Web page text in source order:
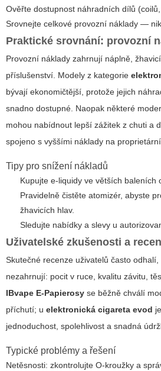
Ověřte dostupnost náhradních dílů
Srovnejte celkové provozní náklady —
Praktické srovnání: provozní
Provozní náklady zahrnují náplně,
příslušenství. Modely z kategorie
bývají ekonomičtější, protože jejich
snadno dostupné. Naopak některé
mohou nabídnout lepší zážitek z chuti a
spojeno s vyššími náklady na
Tipy pro snížení nákladů
Kupujte e-liquidy ve větších baleních
Pravidelně čistěte atomizér, abyste
žhavicích hlav.
Sledujte nabídky a slevy u
Uživatelské zkušenosti a
Skutečné recenze uživatelů často
nezahrnují: pocit v ruce, kvalitu závitu,
IBvape E-Papierosy se běžně chválí
příchutí; u elektronická cigareta evod
jednoduchost, spolehlivost a snadná
Typické problémy a řešení
Netěsnosti: zkontrolujte O-kroužky a